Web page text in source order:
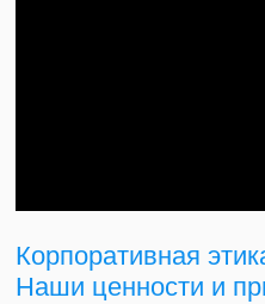
Корпоративная
Наши ценности и